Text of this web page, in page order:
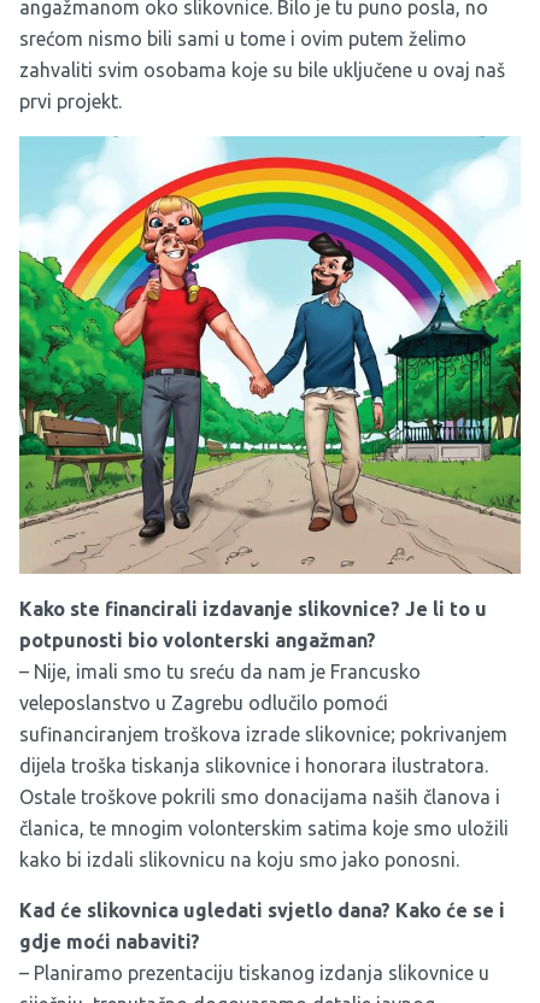
angažmanom oko slikovnice. Bilo je tu puno posla, no
srećom nismo bili sami u tome i ovim putem želimo
zahvaliti svim osobama koje su bile uključene u ovaj naš
prvi projekt.
Kako ste financirali izdavanje slikovnice? Je li to u
potpunosti bio volonterski angažman?
– Nije, imali smo tu sreću da nam je Francusko
veleposlanstvo u Zagrebu odlučilo pomoći
sufinanciranjem troškova izrade slikovnice; pokrivanjem
dijela troška tiskanja slikovnice i honorara ilustratora.
Ostale troškove pokrili smo donacijama naših članova i
članica, te mnogim volonterskim satima koje smo uložili
kako bi izdali slikovnicu na koju smo jako ponosni.
Kad će slikovnica ugledati svjetlo dana? Kako će se i
gdje moći nabaviti?
– Planiramo prezentaciju tiskanog izdanja slikovnice u